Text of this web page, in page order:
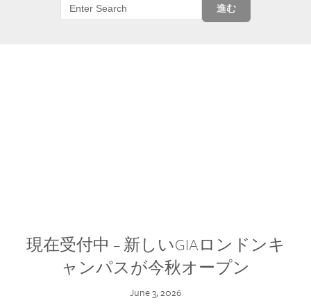
進む
現在受付中 – 新しいGIAロンドンキ
ャンパスが今秋オープン
June 3, 2026